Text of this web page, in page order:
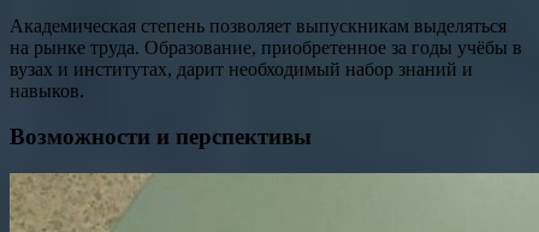
Академическая степень позволяет выпускникам выделяться
на рынке труда. Образование, приобретенное за годы учёбы в
вузах и институтах, дарит необходимый набор знаний и
навыков.
Возможности и перспективы